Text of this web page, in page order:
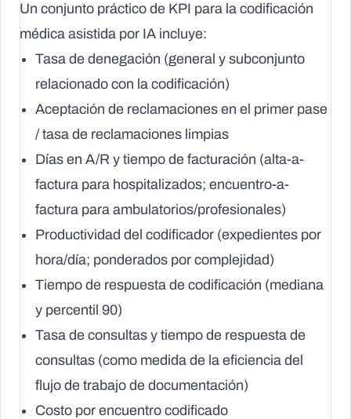
Un conjunto práctico de KPI para la codificación
médica asistida por IA incluye:
Tasa de denegación (general y subconjunto
relacionado con la codificación)
Aceptación de reclamaciones en el primer pase
/ tasa de reclamaciones limpias
Días en A/R y tiempo de facturación (alta-a-
factura para hospitalizados; encuentro-a-
factura para ambulatorios/profesionales)
Productividad del codificador (expedientes por
hora/día; ponderados por complejidad)
Tiempo de respuesta de codificación (mediana
y percentil 90)
Tasa de consultas y tiempo de respuesta de
consultas (como medida de la eficiencia del
flujo de trabajo de documentación)
Costo por encuentro codificado